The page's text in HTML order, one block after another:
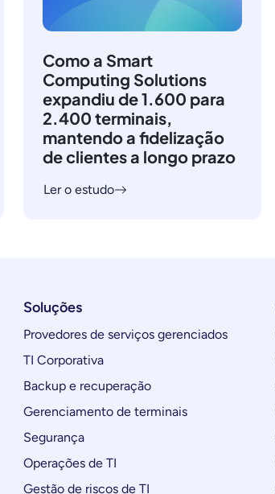
Como a Smart
Computing Solutions
expandiu de 1.600 para
2.400 terminais,
mantendo a fidelização
de clientes a longo prazo
Ler o estudo
Soluções
Provedores de serviços gerenciados
TI Corporativa
Backup e recuperação
Gerenciamento de terminais
Segurança
Operações de TI
Gestão de riscos de TI